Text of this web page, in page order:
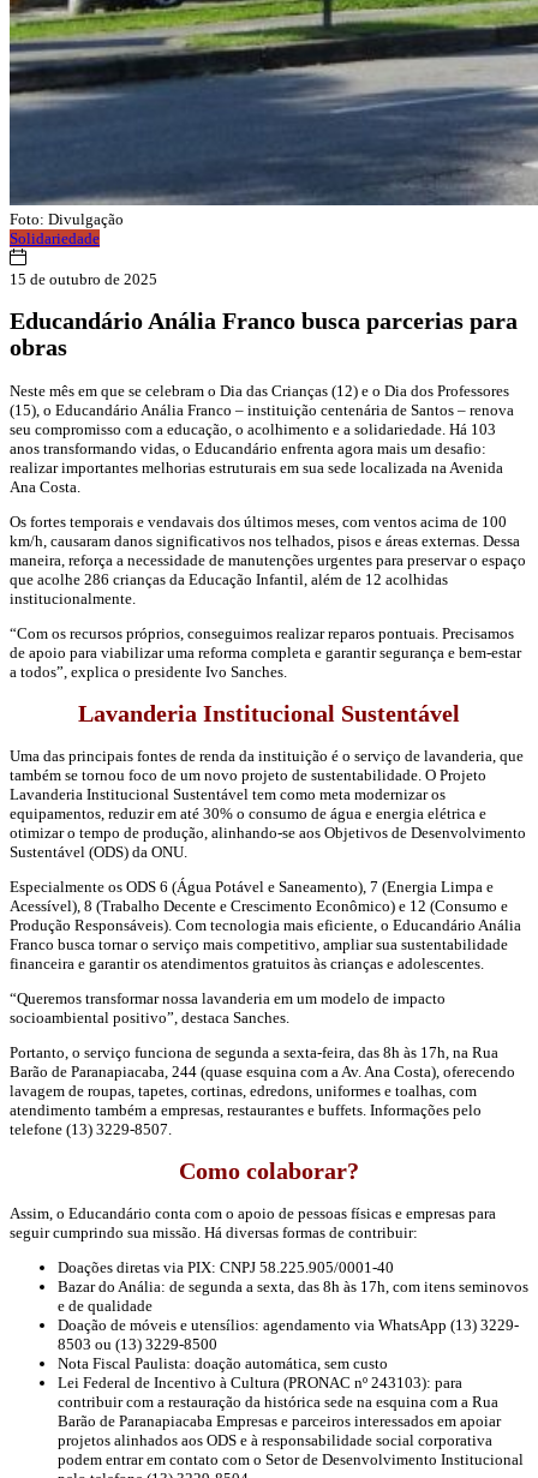
Foto: Divulgação
Solidariedade
15 de outubro de 2025
Educandário Anália Franco busca parcerias para
obras
Neste mês em que se celebram o Dia das Crianças (12) e o Dia dos Professores
(15), o Educandário Anália Franco – instituição centenária de Santos – renova
seu compromisso com a educação, o acolhimento e a solidariedade. Há 103
anos transformando vidas, o Educandário enfrenta agora mais um desafio:
realizar importantes melhorias estruturais em sua sede localizada na Avenida
Ana Costa.
Os fortes temporais e vendavais dos últimos meses, com ventos acima de 100
km/h, causaram danos significativos nos telhados, pisos e áreas externas. Dessa
maneira, reforça a necessidade de manutenções urgentes para preservar o espaço
que acolhe 286 crianças da Educação Infantil, além de 12 acolhidas
institucionalmente.
“Com os recursos próprios, conseguimos realizar reparos pontuais. Precisamos
de apoio para viabilizar uma reforma completa e garantir segurança e bem-estar
a todos”, explica o presidente Ivo Sanches.
Lavanderia Institucional Sustentável
Uma das principais fontes de renda da instituição é o serviço de lavanderia, que
também se tornou foco de um novo projeto de sustentabilidade. O Projeto
Lavanderia Institucional Sustentável tem como meta modernizar os
equipamentos, reduzir em até 30% o consumo de água e energia elétrica e
otimizar o tempo de produção, alinhando-se aos Objetivos de Desenvolvimento
Sustentável (ODS) da ONU.
Especialmente os ODS 6 (Água Potável e Saneamento), 7 (Energia Limpa e
Acessível), 8 (Trabalho Decente e Crescimento Econômico) e 12 (Consumo e
Produção Responsáveis). Com tecnologia mais eficiente, o Educandário Anália
Franco busca tornar o serviço mais competitivo, ampliar sua sustentabilidade
financeira e garantir os atendimentos gratuitos às crianças e adolescentes.
“Queremos transformar nossa lavanderia em um modelo de impacto
socioambiental positivo”, destaca Sanches.
Portanto, o serviço funciona de segunda a sexta-feira, das 8h às 17h, na Rua
Barão de Paranapiacaba, 244 (quase esquina com a Av. Ana Costa), oferecendo
lavagem de roupas, tapetes, cortinas, edredons, uniformes e toalhas, com
atendimento também a empresas, restaurantes e buffets. Informações pelo
telefone (13) 3229-8507.
Como colaborar?
Assim, o Educandário conta com o apoio de pessoas físicas e empresas para
seguir cumprindo sua missão. Há diversas formas de contribuir:
Doações diretas via PIX: CNPJ 58.225.905/0001-40
Bazar do Anália: de segunda a sexta, das 8h às 17h, com itens seminovos
e de qualidade
Doação de móveis e utensílios: agendamento via WhatsApp (13) 3229-
8503 ou (13) 3229-8500
Nota Fiscal Paulista: doação automática, sem custo
Lei Federal de Incentivo à Cultura (PRONAC nº 243103): para
contribuir com a restauração da histórica sede na esquina com a Rua
Barão de Paranapiacaba Empresas e parceiros interessados em apoiar
projetos alinhados aos ODS e à responsabilidade social corporativa
podem entrar em contato com o Setor de Desenvolvimento Institucional